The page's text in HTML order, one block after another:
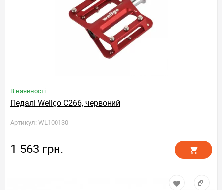
В наявності
Педалі Wellgo C266, червоний
Артикул: WL100130
1 563 грн.